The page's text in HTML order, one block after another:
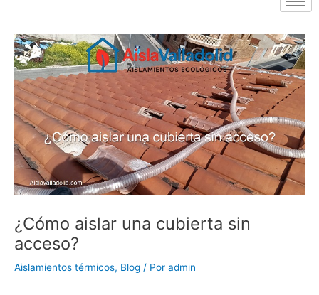
¿Cómo aislar una cubierta sin
acceso?
Aislamientos térmicos, Blog / Por admin